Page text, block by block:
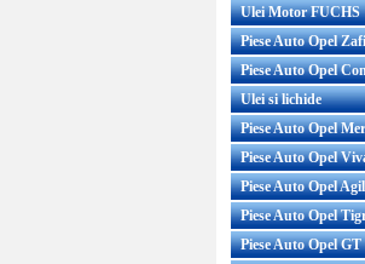
Ulei Motor FUCHS
Piese Auto Opel
Piese Auto Opel
Ulei si lichide
Piese Auto Opel
Piese Auto Opel
Piese Auto Opel
Piese Auto Opel
Piese Auto Opel GT